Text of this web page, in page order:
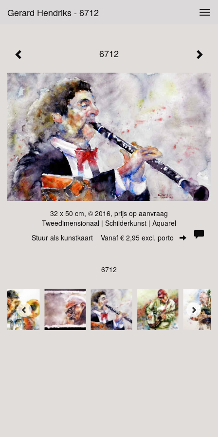
Gerard Hendriks - 6712
6712
32 x 50 cm, © 2016, prijs op aanvraag
Tweedimensionaal | Schilderkunst | Aquarel
Stuur als kunstkaart Vanaf € 2,95 excl. porto
6712